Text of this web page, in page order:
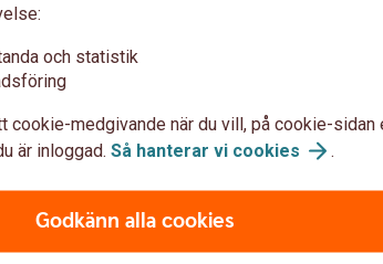
Pay
och statistik
cookie-medgivande när du vill, på cookie-sidan
är inloggad. Så hanterar vi cookies .
Godkänn alla cookies